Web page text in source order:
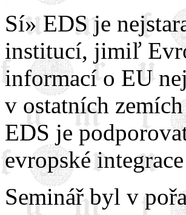
Sí» EDS je
institucí, jimiľ
informací o EU
v ostatních
EDS je
evropské
Seminář byl v